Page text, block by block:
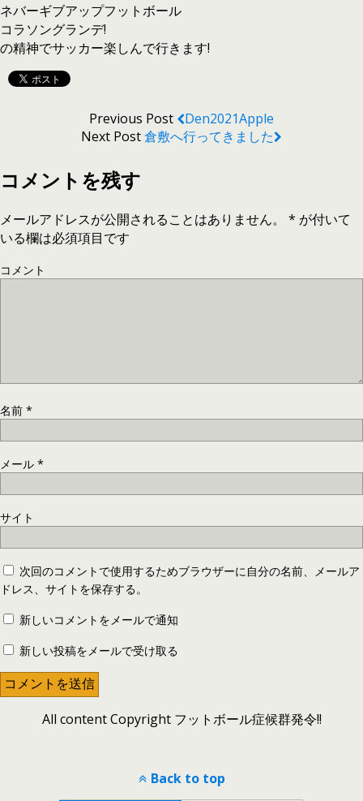
ネバーギブアップフットボール
コラソングランデ!
の精神でサッカー楽しんで行きます!
Previous Post
Den2021Apple
Next Post倉敷へ行ってきました
コメントを残す
メールアドレスが公開されることはありません。 * が付いて
いる欄は必須項目です
コメント
名前 *
メール *
サイト
次回のコメントで使用するためブラウザーに自分の名前、メールア
ドレス、サイトを保存する。
新しいコメントをメールで通知
新しい投稿をメールで受け取る
All content Copyright フットボール症候群発令!!
Back to top